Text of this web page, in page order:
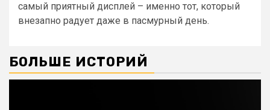
самый приятный дисплей – именно тот, который
внезапно радует даже в пасмурный день.
БОЛЬШЕ ИСТОРИЙ